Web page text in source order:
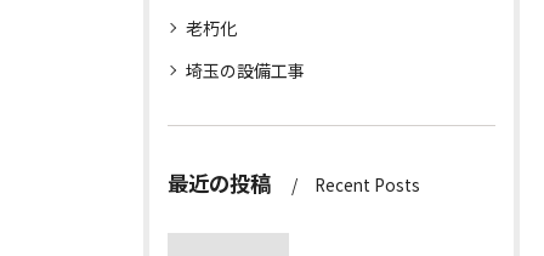
老朽化
埼玉の設備工事
最近の投稿 Recent Posts